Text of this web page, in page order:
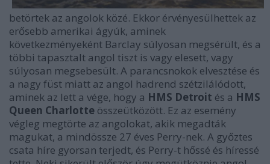
betörtek az angolok közé. Ekkor érvényesülhettek az
erősebb amerikai ágyúk, aminek
következményeként Barclay súlyosan megsérült, és a
többi tapasztalt angol tiszt is vagy elesett, vagy
súlyosan megsebesült. A parancsnokok elvesztése és
a nagy füst miatt az angol hadrend szétzilálódott,
aminek az lett a vége, hogy a HMS Detroit és a HMS
Queen Charlotte összeütközött. Ez az esemény
végleg megtörte az angolokat, akik megadták
magukat, a mindössze 27 éves Perry-nek. A győztes
csata híre gyorsan terjedt, és Perry-t hőssé és híressé